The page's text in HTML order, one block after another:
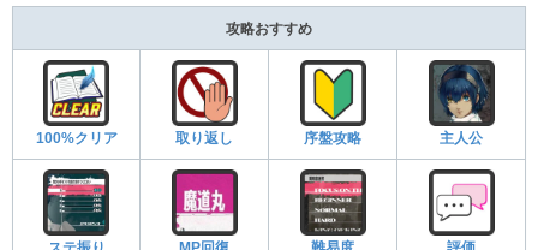
攻略おすすめ
100%クリア 取り返し 序盤攻略 主人公